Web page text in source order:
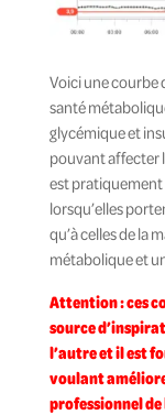
Voici une courbe
santé
glycémique et
pouvant affecter
est pratiquement
lorsqu’elles
qu’à celles de la
métabolique et
Attention : ces
source
l’autre et il est
voulant
professionnel